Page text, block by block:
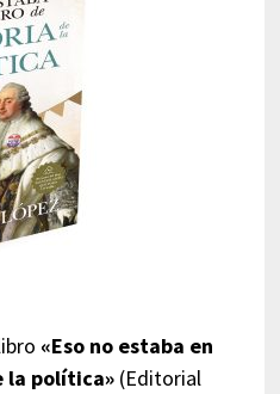
«Eso no estaba en
la política»(Editorial